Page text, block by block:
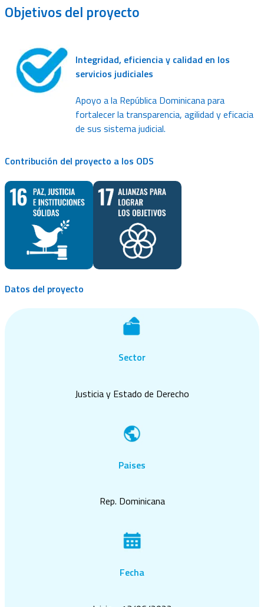
Objetivosdel proyecto
Integridad, eficiencia y calidad en los
servicios judiciales
Apoyo a la República Dominicana para
fortalecer la transparencia, agilidad y eficacia
de sus sistema judicial.
Contribución del proyecto a los ODS
Datos del proyecto
Sector
Justicia y Estado de Derecho
Paises
Rep. Dominicana
Fecha